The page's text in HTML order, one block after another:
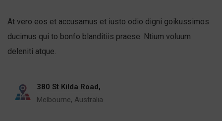
At vero eos et accusamus et iusto odio digni goikussimos
ducimus qui to bonfo blanditiis praese. Ntium voluum
deleniti atque.
380 St Kilda Road,
Melbourne, Australia